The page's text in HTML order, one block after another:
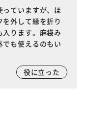
っていますが、ほ
外して縁を折り
ります。麻袋み
も使えるのもい
役に立った